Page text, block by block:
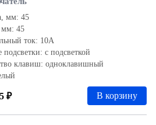
мм: 45
мм: 45
ток: 10А
подсветки: с подсветкой
клавиш: одноклавишный
₽ В корзину